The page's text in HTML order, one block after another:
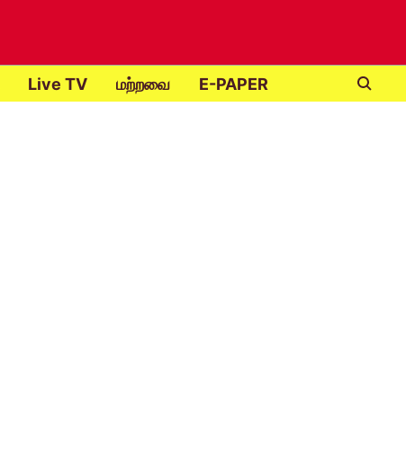
Live TV மற்றவை E-PAPER